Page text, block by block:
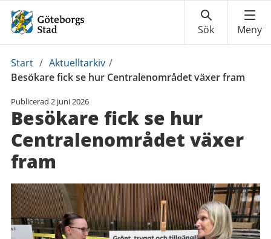
Du
är
Start / Aktuelltarkiv /
Besökare fick se hur Centralenområdet växer fram
Publicerad 2 juni 2026
Besökare fick se hur
Centralenområdet växer
fram